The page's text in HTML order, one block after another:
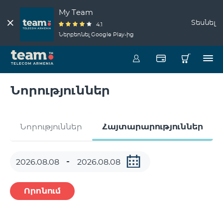
My Team
4.1
Ներբեռնել Google Play-ից
Տեսնել
Նորություններ
Նորություններ Հայտարարություններ
Որոնում